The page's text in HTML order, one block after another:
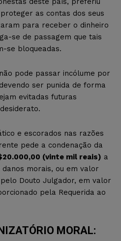
as contas dos seus
para receber o dinheiro
se de passagem que tais
se bloqueadas.
pode passar incólume por
ser punida de forma
evitadas futuras
e escorados nas razões
pede a condenação da
(vinte mil reais) a
morais, ou em valor
Douto Julgador, em valor
pela Requerida ao
MORAL: